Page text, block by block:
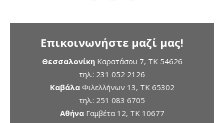
Επικοινωνήστε μαζί μας!
ΘεσσαλονίκηΚαρατάσου 7, TK 54626
τηλ.: 231 052 2126
ΚαβάλαΦιλελλήνων 13, ΤΚ 65302
τηλ.: 251 083 6705
ΑθήναΓαμβέτα 12, ΤΚ 10677